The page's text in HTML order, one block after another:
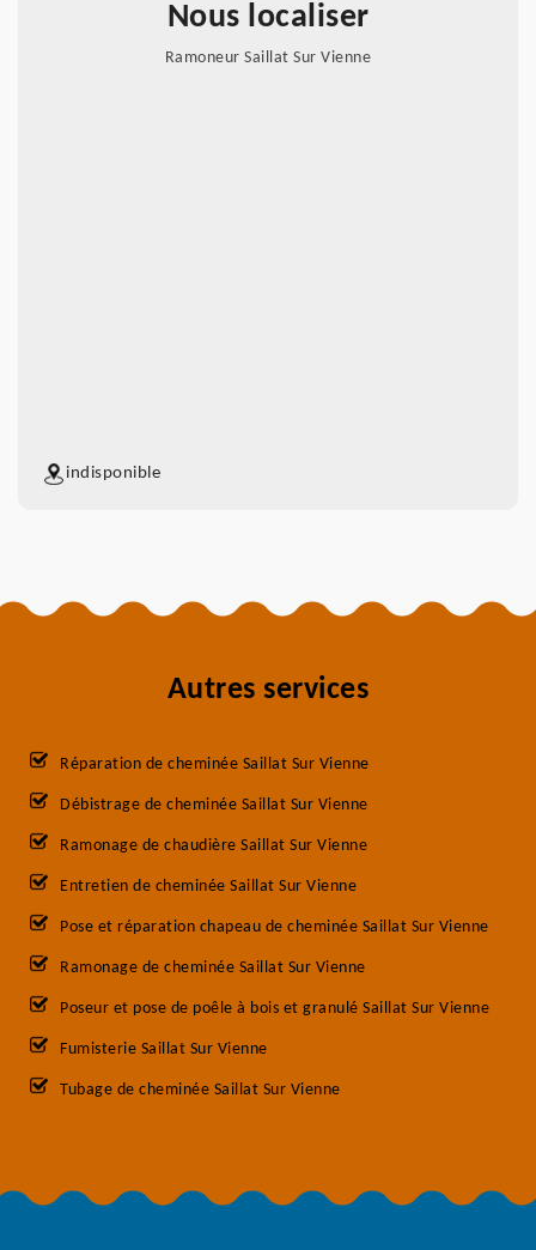
Nous localiser
Ramoneur Saillat Sur Vienne
indisponible
Autres services
Réparation de cheminée Saillat Sur Vienne
Débistrage de cheminée Saillat Sur Vienne
Ramonage de chaudière Saillat Sur Vienne
Entretien de cheminée Saillat Sur Vienne
Pose et réparation chapeau de cheminée Saillat Sur Vienne
Ramonage de cheminée Saillat Sur Vienne
Poseur et pose de poêle à bois et granulé Saillat Sur Vienne
Fumisterie Saillat Sur Vienne
Tubage de cheminée Saillat Sur Vienne